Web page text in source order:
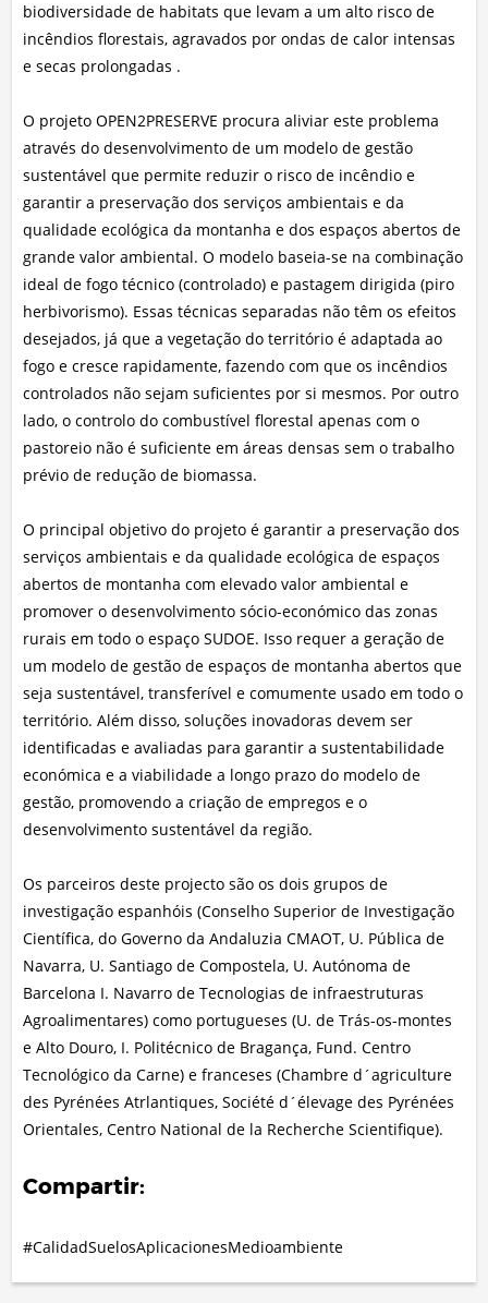
biodiversidade de habitats que levam a um alto risco de
incêndios florestais, agravados por ondas de calor intensas
e secas prolongadas .
O projeto OPEN2PRESERVE procura aliviar este problema
através do desenvolvimento de um modelo de gestão
sustentável que permite reduzir o risco de incêndio e
garantir a preservação dos serviços ambientais e da
qualidade ecológica da montanha e dos espaços abertos de
grande valor ambiental. O modelo baseia-se na combinação
ideal de fogo técnico (controlado) e pastagem dirigida (piro
herbivorismo). Essas técnicas separadas não têm os efeitos
desejados, já que a vegetação do território é adaptada ao
fogo e cresce rapidamente, fazendo com que os incêndios
controlados não sejam suficientes por si mesmos. Por outro
lado, o controlo do combustível florestal apenas com o
pastoreio não é suficiente em áreas densas sem o trabalho
prévio de redução de biomassa.
O principal objetivo do projeto é garantir a preservação dos
serviços ambientais e da qualidade ecológica de espaços
abertos de montanha com elevado valor ambiental e
promover o desenvolvimento sócio-económico das zonas
rurais em todo o espaço SUDOE. Isso requer a geração de
um modelo de gestão de espaços de montanha abertos que
seja sustentável, transferível e comumente usado em todo o
território. Além disso, soluções inovadoras devem ser
identificadas e avaliadas para garantir a sustentabilidade
económica e a viabilidade a longo prazo do modelo de
gestão, promovendo a criação de empregos e o
desenvolvimento sustentável da região.
Os parceiros deste projecto são os dois grupos de
investigação espanhóis (Conselho Superior de Investigação
Científica, do Governo da Andaluzia CMAOT, U. Pública de
Navarra, U. Santiago de Compostela, U. Autónoma de
Barcelona I. Navarro de Tecnologias de infraestruturas
Agroalimentares) como portugueses (U. de Trás-os-montes
e Alto Douro, I. Politécnico de Bragança, Fund. Centro
Tecnológico da Carne) e franceses (Chambre d´agriculture
des Pyrénées Atrlantiques, Société d´élevage des Pyrénées
Orientales, Centro National de la Recherche Scientifique).
Compartir:
#CalidadSuelosAplicacionesMedioambiente